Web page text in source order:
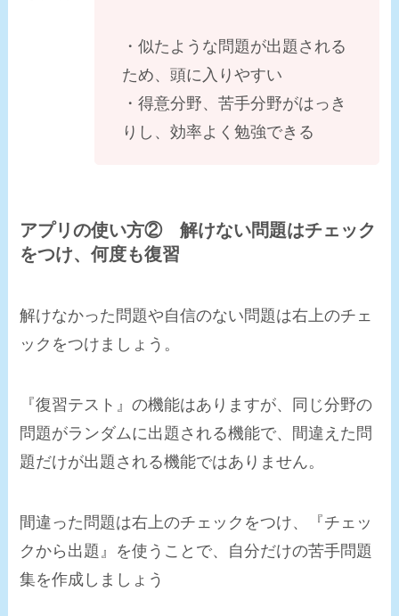
・似たような問題が出題される
ため、頭に入りやすい
・得意分野、苦手分野がはっき
りし、効率よく勉強できる
アプリの使い方② 解けない問題はチェック
をつけ、何度も復習
解けなかった問題や自信のない問題は右上のチェ
ックをつけましょう。
『復習テスト』の機能はありますが、同じ分野の
問題がランダムに出題される機能で、間違えた問
題だけが出題される機能ではありません。
間違った問題は右上のチェックをつけ、『チェッ
クから出題』を使うことで、 自分だけの苦手問題
集を作成しましょう